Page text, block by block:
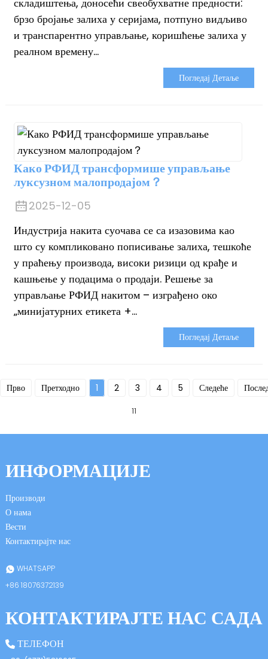
брзо бројање залиха у серијама, потпуно видљиво
и транспарентно управљање, коришћење залиха у
реалном времену...
Погледај Детаље
Како РФИД трансформише управљање
луксузном малопродајом？
2025-12-05
Индустрија накита суочава се са изазовима као
што су компликовано пописивање залиха, тешкоће
у праћењу производа, високи ризици од крађе и
кашњење у подацима о продаји. Решење за
управљање РФИД накитом – изграђено око
„минијатурних етикета +...
Погледај Детаље
Прво Претходно 1 2 3 4 5 Следеће
11
ИНФОРМАЦИЈЕ
Производи
О нама
Вести
Контактирајте нас
WHATSAPP
+86 18076372139
КОНТАКТИРАЈТЕ НАС САДА
ТЕЛЕФОН